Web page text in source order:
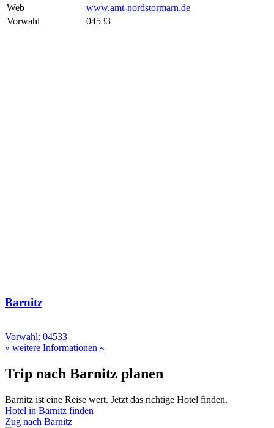
Web
www.amt-nordstormarn.de
Vorwahl
04533
Barnitz
Vorwahl: 04533
» weitere Informationen «
Trip nach Barnitz planen
Barnitz ist eine Reise wert. Jetzt das richtige Hotel finden.
Hotel in Barnitz finden
Zug nach Barnitz